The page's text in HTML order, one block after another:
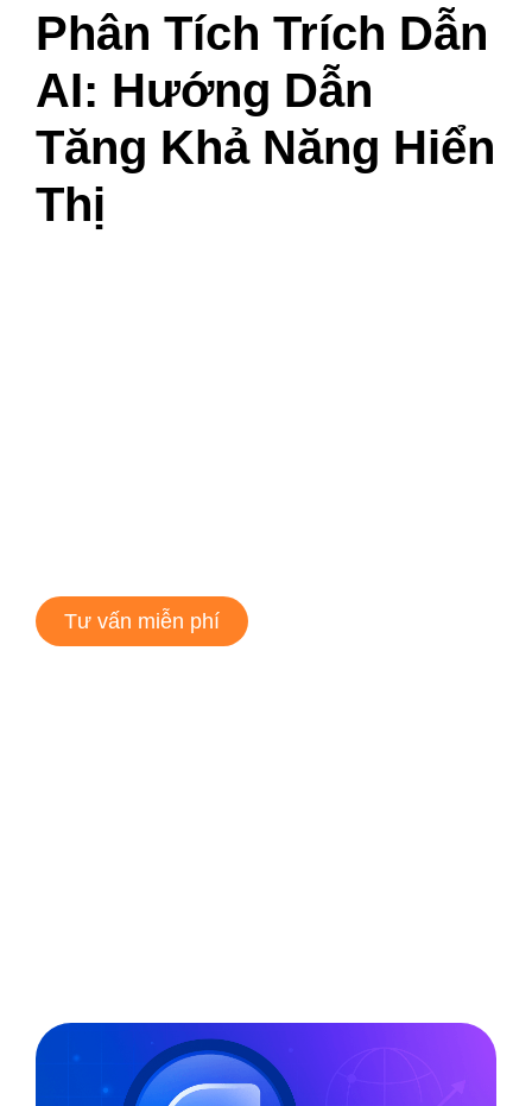
Phân Tích Trích Dẫn
AI: Hướng Dẫn
Tăng Khả Năng Hiển
Thị
Tư vấn miễn phí